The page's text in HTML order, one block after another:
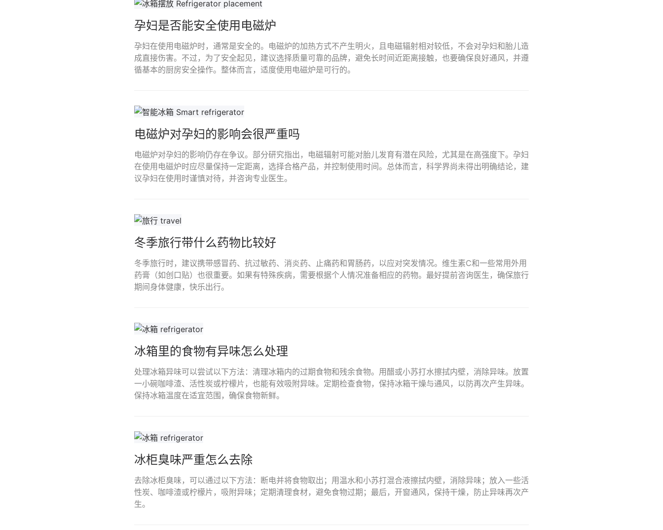
孕妇是否能安全使用电磁炉
孕妇在使用电磁炉时，通常是安全的。电磁炉的加热方式不产生明火，且电磁辐射相对较低，不会对孕妇和胎儿造
成直接伤害。不过，为了安全起见，建议选择质量可靠的品牌，避免长时间近距离接触，也要确保良好通风，并遵
循基本的厨房安全操作。整体而言，适度使用电磁炉是可行的。
电磁炉对孕妇的影响会很严重吗
电磁炉对孕妇的影响仍存在争议。部分研究指出，电磁辐射可能对胎儿发育有潜在风险，尤其是在高强度下。孕妇
在使用电磁炉时应尽量保持一定距离，选择合格产品，并控制使用时间。总体而言，科学界尚未得出明确结论，建
议孕妇在使用时谨慎对待，并咨询专业医生。
冬季旅行带什么药物比较好
冬季旅行时，建议携带感冒药、抗过敏药、消炎药、止痛药和胃肠药，以应对突发情况。维生素C和一些常用外用
药膏（如创口贴）也很重要。如果有特殊疾病，需要根据个人情况准备相应的药物。最好提前咨询医生，确保旅行
期间身体健康，快乐出行。
冰箱里的食物有异味怎么处理
处理冰箱异味可以尝试以下方法：清理冰箱内的过期食物和残余食物。用醋或小苏打水擦拭内壁，消除异味。放置
一小碗咖啡渣、活性炭或柠檬片，也能有效吸附异味。定期检查食物，保持冰箱干燥与通风，以防再次产生异味。
保持冰箱温度在适宜范围，确保食物新鲜。
冰柜臭味严重怎么去除
去除冰柜臭味，可以通过以下方法：断电并将食物取出；用温水和小苏打混合液擦拭内壁，消除异味；放入一些活
性炭、咖啡渣或柠檬片，吸附异味；定期清理食材，避免食物过期；最后，开窗通风，保持干燥，防止异味再次产
生。